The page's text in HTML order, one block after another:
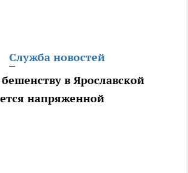
Служба новостей
в Ярославской
напряженной